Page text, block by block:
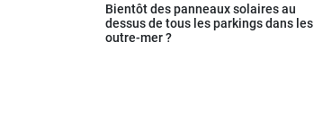
Bientôt des panneaux solaires au
dessus de tous les parkings dans les
outre-mer ?